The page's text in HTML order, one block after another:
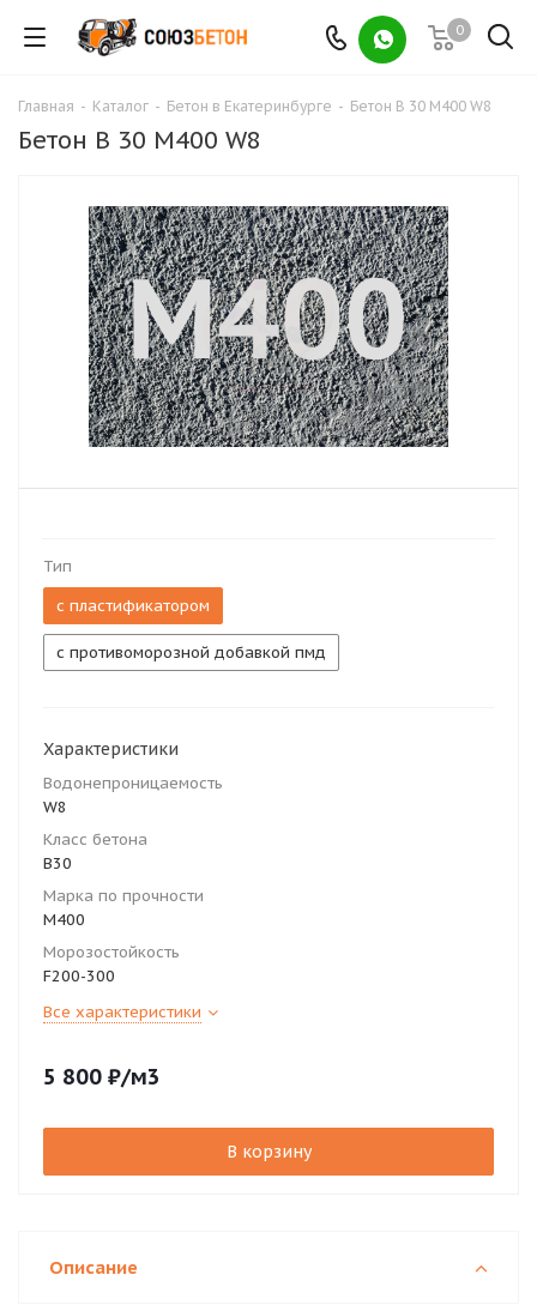
0
Главная - Каталог - Бетон в Екатеринбурге - Бетон B 30 М400 W8
Бетон B 30 М400 W8
Тип
с пластификатором
с противоморозной добавкой пмд
Характеристики
Водонепроницаемость
W8
Класс бетона
В30
Марка по прочности
М400
Морозостойкость
F200-300
Все характеристики
5 800 ₽/м3
В корзину
Описание